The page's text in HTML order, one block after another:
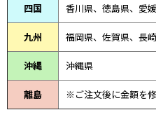
四国 香川県、徳島県、愛
九州 福岡県、佐賀県、長
沖縄 沖縄県
離島 ※ご注文後に金額を